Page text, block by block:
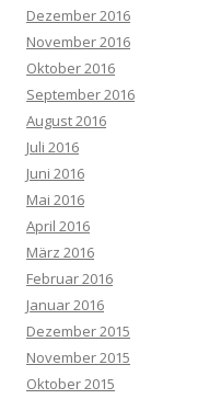
Dezember 2016
November 2016
Oktober 2016
September 2016
August 2016
Juli 2016
Juni 2016
Mai 2016
April 2016
März 2016
Februar 2016
Januar 2016
Dezember 2015
November 2015
Oktober 2015